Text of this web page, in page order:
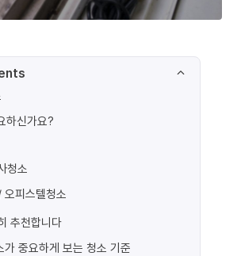
하신가요?
청소
오피스텔청소
추천합니다
가 중요하게 보는 청소 기준